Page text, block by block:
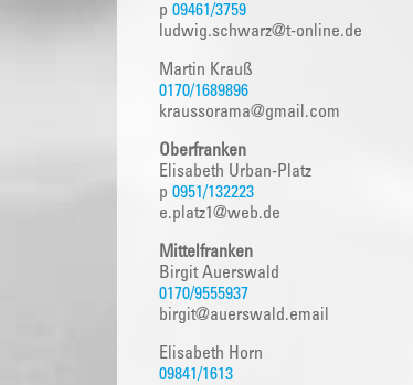
p 09461/3759
ludwig.schwarz@t-online.de
Martin Krauß
0170/1689896
kraussorama@gmail.com
Oberfranken
Elisabeth Urban-Platz
p 0951/132223
e.platz1@web.de
Mittelfranken
Birgit Auerswald
0170/9555937
birgit@auerswald.email
Elisabeth Horn
09841/1613